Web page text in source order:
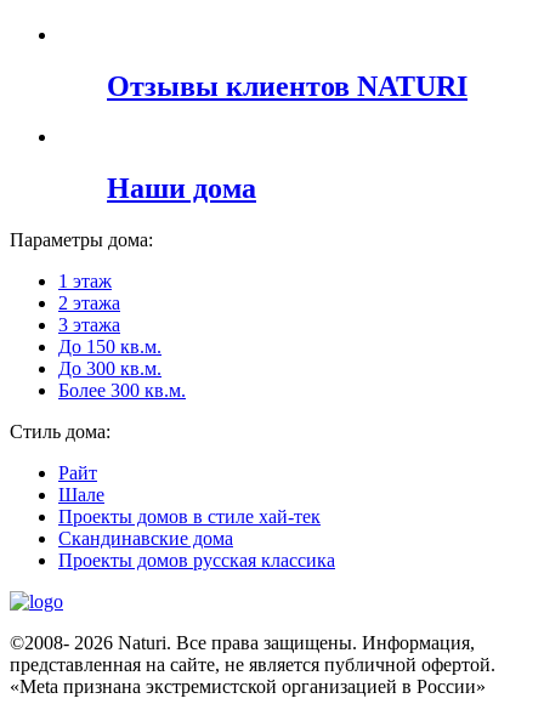
Отзывы клиентов NATURI
Наши дома
Параметры дома:
1 этаж
2 этажа
3 этажа
До 150 кв.м.
До 300 кв.м.
Более 300 кв.м.
Стиль дома:
Райт
Шале
Проекты домов в стиле хай-тек
Скандинавские дома
Проекты домов русская классика
©2008- 2026 Naturi. Все права защищены. Информация,
представленная на сайте, не является публичной офертой.
«Meta признана экстремистcкой организацией в России»